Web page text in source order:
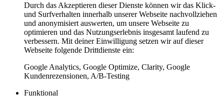
Durch das Akzeptieren dieser Dienste können wir das Klick-
und Surfverhalten innerhalb unserer Webseite nachvollziehen
und anonymisiert auswerten, um unsere Webseite zu
optimieren und das Nutzungserlebnis insgesamt laufend zu
verbessern. Mit deiner Einwilligung setzen wir auf dieser
Webseite folgende Drittdienste ein:
Google Analytics, Google Optimize, Clarity, Google
Kundenrezensionen, A/B-Testing
Funktional